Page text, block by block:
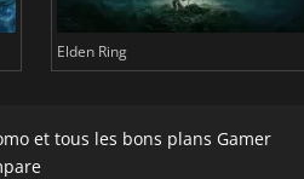
Elden Ring
et tous les bons plans Gamer